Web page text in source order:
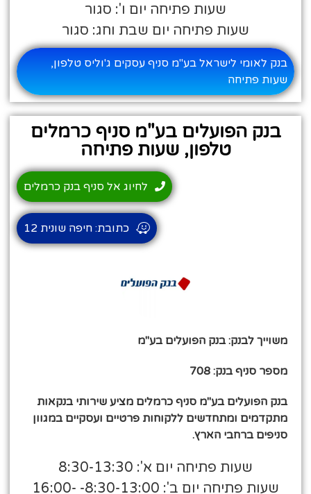
שעות פתיחה יום ו': סגור
שעות פתיחה יום שבת וחג: סגור
בנק לאומי לישראל בע"מ סניף עסקים ג'וליס טלפון,
שעות פתיחה
בנק הפועלים בע"מ סניף כרמלים
טלפון, שעות פתיחה
משוייך לבנק: בנק הפועלים בע"מ
מספר סניף בנק: 708
בנק הפועלים בע"מ סניף כרמלים מציע שירותי בנקאות
מתקדמים ומתחדשים ללקוחות פרטיים ועסקיים במגוון
סניפים ברחבי הארץ.
שעות פתיחה יום א': 8:30-13:30
שעות פתיחה יום ב': 8:30-13:00- 16:00-
לחיוג אל סניף בנק כרמלים
כתובת: חיפה שונית 12